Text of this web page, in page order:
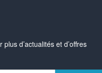
d’actualités et d’offres